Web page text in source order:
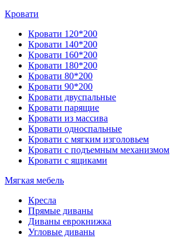
Кровати
Кровати 120*200
Кровати 140*200
Кровати 160*200
Кровати 180*200
Кровати 80*200
Кровати 90*200
Кровати двуспальные
Кровати парящие
Кровати из массива
Кровати односпальные
Кровати с мягким изголовьем
Кровати с подъемным механизмом
Кровати с ящиками
Мягкая мебель
Кресла
Прямые диваны
Диваны еврокнижка
Угловые диваны